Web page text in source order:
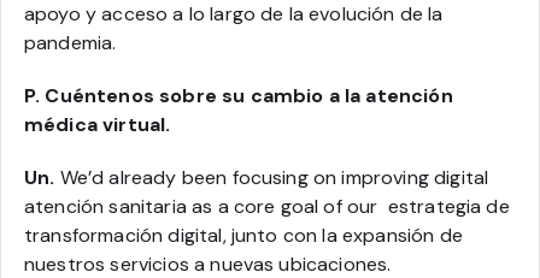
apoyo y acceso a lo largo de la evolución de la
pandemia.
P. Cuéntenos sobre su cambio a la atención
médica virtual.
Un. We’d already been focusing on improving digital
atención sanitaria as a core goal of our estrategia de
transformación digital, junto con la expansión de
nuestros servicios a nuevas ubicaciones.